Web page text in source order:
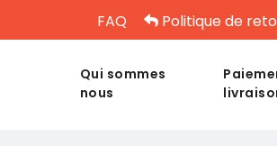
FAQ Politique de
Qui sommes
nous